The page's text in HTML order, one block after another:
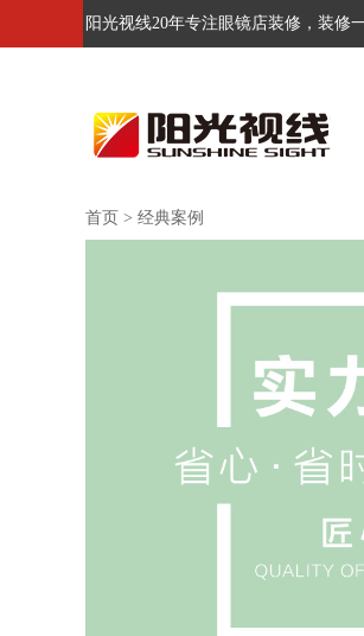
阳光视线20年专注眼镜店装修，装修
首页 > 经典案例